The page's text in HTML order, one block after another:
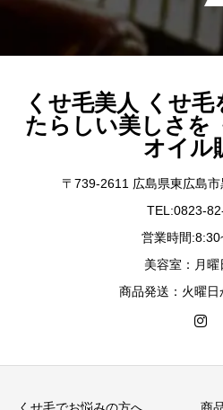
くせ毛美人 くせ
たらしい美しさを
オイル
〒739-2611 広島県東広島
TEL:0823-
営業時間
美容室：月曜
商品発送：火曜日